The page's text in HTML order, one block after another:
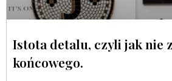
Istota detalu, czyli jak nie
końcowego.